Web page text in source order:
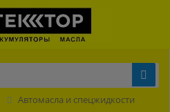
Автомасла и спецжидкости